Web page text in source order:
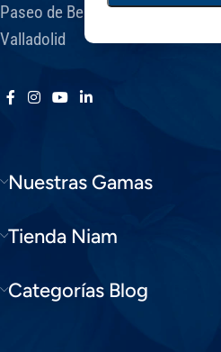
Paseo de Belén, 9 A - Parque
Valladolid
Nuestras Gamas
Tienda Niam
Categorías Blog